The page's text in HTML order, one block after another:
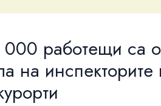
работещи са
на